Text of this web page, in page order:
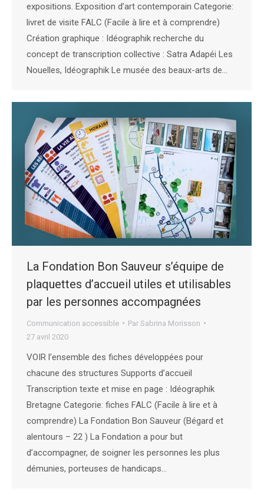
expositions. Exposition d’art contemporain Categorie:
livret de visite FALC (Facile à lire et à comprendre)
Création graphique : Idéographik recherche du
concept de transcription collective : Satra Adapéi Les
Nouelles, Idéographik Le musée des beaux-arts de…
La Fondation Bon Sauveur s’équipe de
plaquettes d’accueil utiles et utilisables
par les personnes accompagnées
Communication accessible Par Sabrina Morisson
27 avril 2020
VOIR l’ensemble des fiches développées pour
chacune des structures Supports d’accueil
Transcription texte et mise en page : Idéographik
Bretagne Categorie: fiches FALC (Facile à lire et à
comprendre) La Fondation Bon Sauveur (Bégard et
alentours – 22 ) La Fondation a pour but
d’accompagner, de soigner les personnes les plus
démunies, porteuses de handicaps…